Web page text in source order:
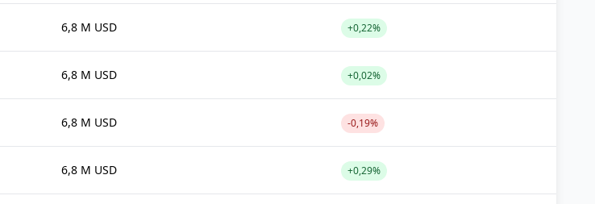
6,8 M USD +0,22%
6,8 M USD +0,02%
6,8 M USD -0,19%
6,8 M USD +0,29%